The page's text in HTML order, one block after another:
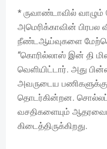
* ருவாண்டாவில் வாழும்
அமெரிக்காவின் பிரபல
நீண்டஆய்வுகளை
“கொரில்லாஸ் இன் தி
வெளியிட்டார். அது
அவருடைய பணிகளுக்கு
தொடர்கின்றன.
வசதிகளையும்
கிடைத்திருக்கிறது.